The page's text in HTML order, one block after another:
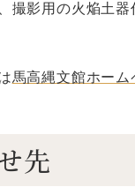
撮影用の火焔土器
馬高縄文館ホーム
先